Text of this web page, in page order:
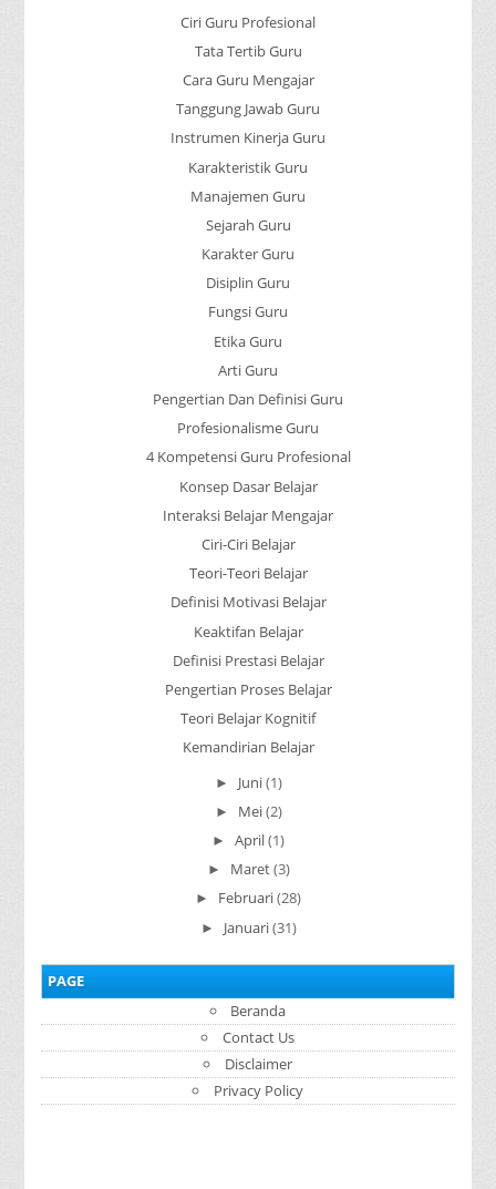
Ciri Guru Profesional
Tata Tertib Guru
Cara Guru Mengajar
Tanggung Jawab Guru
Instrumen Kinerja Guru
Karakteristik Guru
Manajemen Guru
Sejarah Guru
Karakter Guru
Disiplin Guru
Fungsi Guru
Etika Guru
Arti Guru
Pengertian Dan Definisi Guru
Profesionalisme Guru
4 Kompetensi Guru Profesional
Konsep Dasar Belajar
Interaksi Belajar Mengajar
Ciri-Ciri Belajar
Teori-Teori Belajar
Definisi Motivasi Belajar
Keaktifan Belajar
Definisi Prestasi Belajar
Pengertian Proses Belajar
Teori Belajar Kognitif
Kemandirian Belajar
► Juni(1)
► Mei(2)
► April(1)
► Maret(3)
► Februari(28)
► Januari(31)
PAGE
Beranda
Contact Us
Disclaimer
Privacy Policy